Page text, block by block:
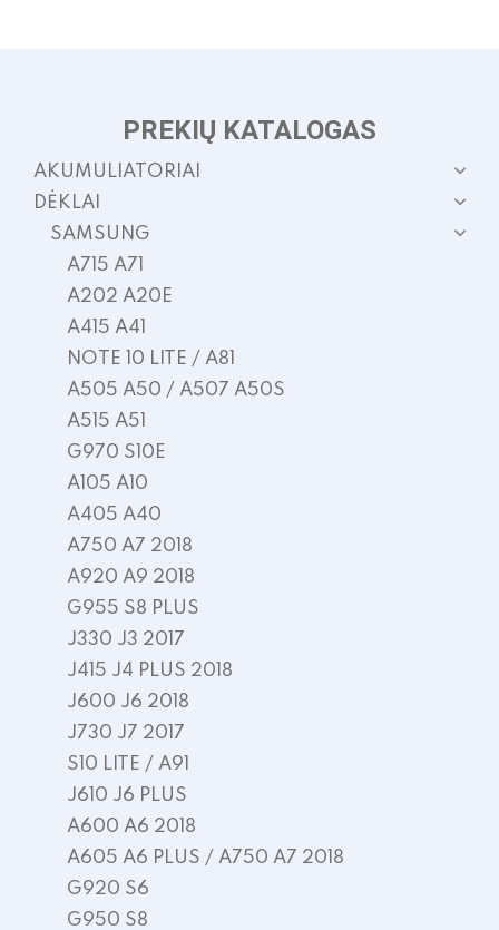
PREKIŲ KATALOGAS
AKUMULIATORIAI
DĖKLAI
SAMSUNG
A715 A71
A202 A20E
A415 A41
NOTE 10 LITE / A81
A505 A50 / A507 A50S
A515 A51
G970 S10E
A105 A10
A405 A40
A750 A7 2018
A920 A9 2018
G955 S8 PLUS
J330 J3 2017
J415 J4 PLUS 2018
J600 J6 2018
J730 J7 2017
S10 LITE / A91
J610 J6 PLUS
A600 A6 2018
A605 A6 PLUS / A750 A7 2018
G920 S6
G950 S8